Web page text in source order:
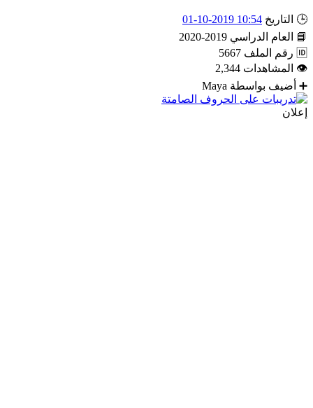
🕒 التاريخ 10:54 2019-10-01
📘
العام الدراسي 2019-2020
🆔 رقم الملف 5667
👁
المشاهدات 2,344
➕
أضيف بواسطة Maya
إعلان